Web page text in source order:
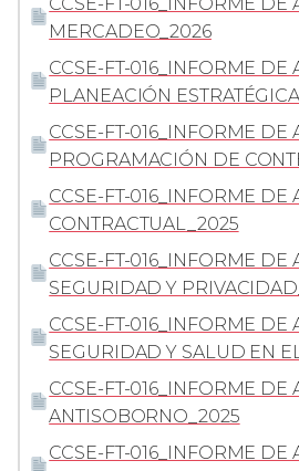
MERCADEO_2026
CCSE-FT-016_INFORME DE
PLANEACIÓN
CCSE-FT-016_INFORME DE
PROGRAMACIÓN DE
CCSE-FT-016_INFORME DE
CONTRACTUAL_2025
CCSE-FT-016_INFORME
SEGURIDAD Y
CCSE-FT-016_INFORME DE
SEGURIDAD Y SALUD EN
CCSE-FT-016_INFORME DE
ANTISOBORNO_2025
CCSE-FT-016_INFORME DE